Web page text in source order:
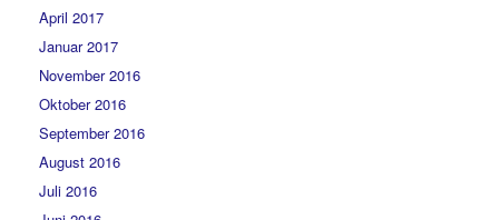
April 2017
Januar 2017
November 2016
Oktober 2016
September 2016
August 2016
Juli 2016